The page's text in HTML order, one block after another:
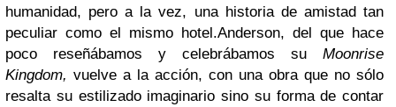
humanidad, pero a la vez, una historia de amistad tan
peculiar como el mismo hotel.Anderson, del que hace
poco reseñábamos y celebrábamos su Moonrise
Kingdom, vuelve a la acción, con una obra que no sólo
resalta su estilizado imaginario sino su forma de contar